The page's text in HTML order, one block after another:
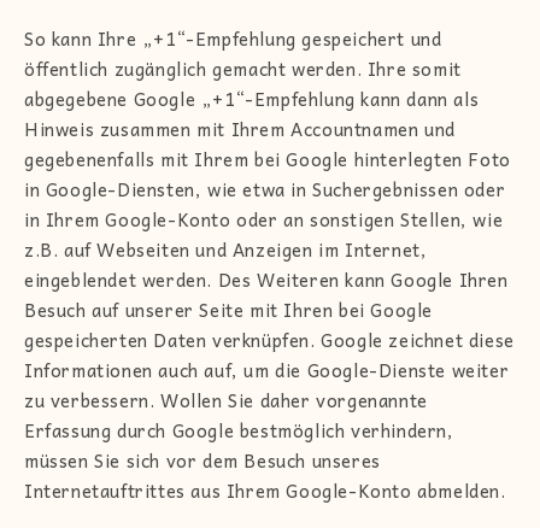
So kann Ihre „+1“-Empfehlung gespeichert und
öffentlich zugänglich gemacht werden. Ihre somit
abgegebene Google „+1“-Empfehlung kann dann als
Hinweis zusammen mit Ihrem Accountnamen und
gegebenenfalls mit Ihrem bei Google hinterlegten Foto
in Google-Diensten, wie etwa in Suchergebnissen oder
in Ihrem Google-Konto oder an sonstigen Stellen, wie
z.B. auf Webseiten und Anzeigen im Internet,
eingeblendet werden. Des Weiteren kann Google Ihren
Besuch auf unserer Seite mit Ihren bei Google
gespeicherten Daten verknüpfen. Google zeichnet diese
Informationen auch auf, um die Google-Dienste weiter
zu verbessern. Wollen Sie daher vorgenannte
Erfassung durch Google bestmöglich verhindern,
müssen Sie sich vor dem Besuch unseres
Internetauftrittes aus Ihrem Google-Konto abmelden.